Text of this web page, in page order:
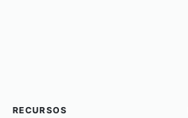
RECURSOS